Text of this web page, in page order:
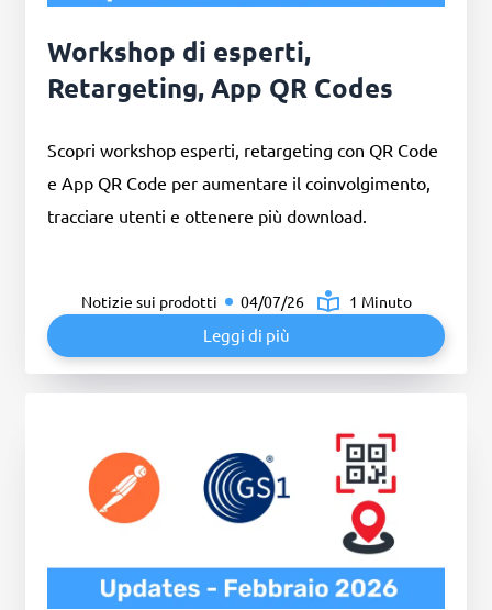
Workshop di esperti,
Retargeting, App QR Codes
Scopri workshop esperti, retargeting con QR Code
e App QR Code per aumentare il coinvolgimento,
tracciare utenti e ottenere più download.
Notizie sui prodotti 04/07/26 1 Minuto
Leggi di più